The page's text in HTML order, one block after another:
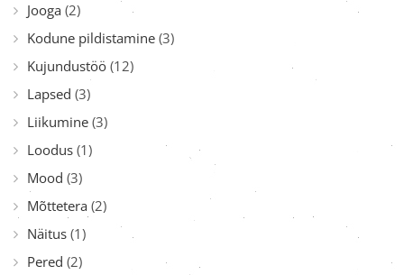
Jooga (2)
Kodune pildistamine (3)
Kujundustöö (12)
Lapsed (3)
Liikumine (3)
Loodus (1)
Mood (3)
Mõttetera (2)
Näitus (1)
Pered (2)